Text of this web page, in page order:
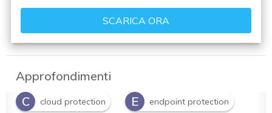
Approfondimenti
C
cloud protection E endpoint protection